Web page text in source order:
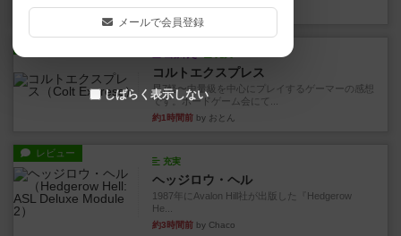
14分前by 深水あどら
コルトエクスプレス
星7軽〜中量級を中心にプレイするゲーマーの感想
です。ボードゲーム会にて...
約1時間前 by おとん
レビュー
充実
ヘッジロウ・ヘル
1987年にAvalon Hill社が出版した『Hedgerow
He...
約3時間前 by Chaco
メールで会員登録
しばらく表示しない